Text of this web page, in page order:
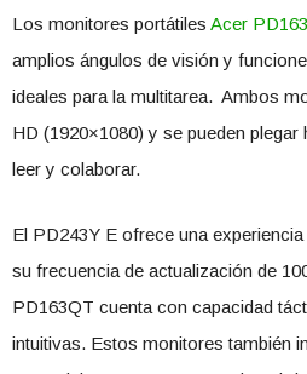
Los monitores portátiles Acer
amplios ángulos de visión y
ideales para la multitarea. Ambos
HD (1920×1080) y se pueden plegar
leer y colaborar.
El PD243Y E ofrece una
su frecuencia de actualización de
PD163QT cuenta con capacidad
intuitivas. Estos monitores también